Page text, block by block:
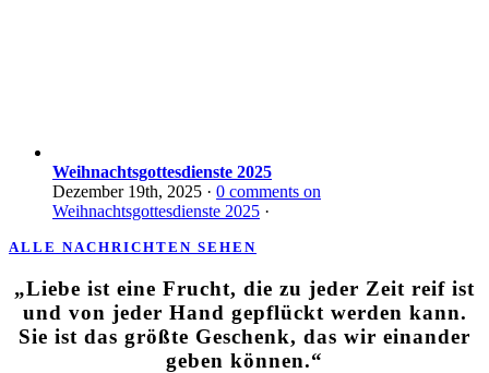
Weihnachtsgottesdienste 2025
Dezember 19th, 2025 · 0 comments on
Weihnachtsgottesdienste 2025 ·
ALLE NACHRICHTEN SEHEN
„Liebe ist eine Frucht, die zu jeder Zeit reif ist
und von jeder Hand gepflückt werden kann.
Sie ist das größte Geschenk, das wir einander
geben können.“